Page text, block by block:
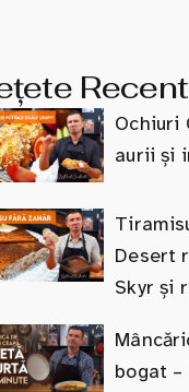
Ochiuri
aurii și
Desert
Skyr și
bogat –